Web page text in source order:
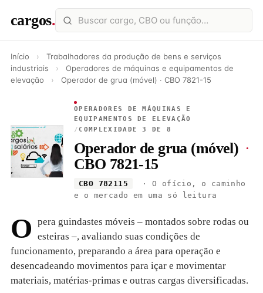
cargos.
Início ›
Trabalhadores da produção de bens e serviços
industriais
›
Operadores de máquinas e equipamentos de
elevação
› Operador de grua (móvel) · CBO 7821-15
OPERADORES DE MÁQUINAS E
EQUIPAMENTOS DE ELEVAÇÃO
/ COMPLEXIDADE 3 DE 8
Operador de grua (móvel) ·
CBO 7821-15
CBO 782115
· O ofício, o caminho
e o mercado em uma só leitura
O pera guindastes móveis – montados sobre rodas ou
esteiras –, avaliando suas condições de
funcionamento, preparando a área para operação e
desencadeando movimentos para içar e movimentar
materiais, matérias-primas e outras cargas diversificadas.